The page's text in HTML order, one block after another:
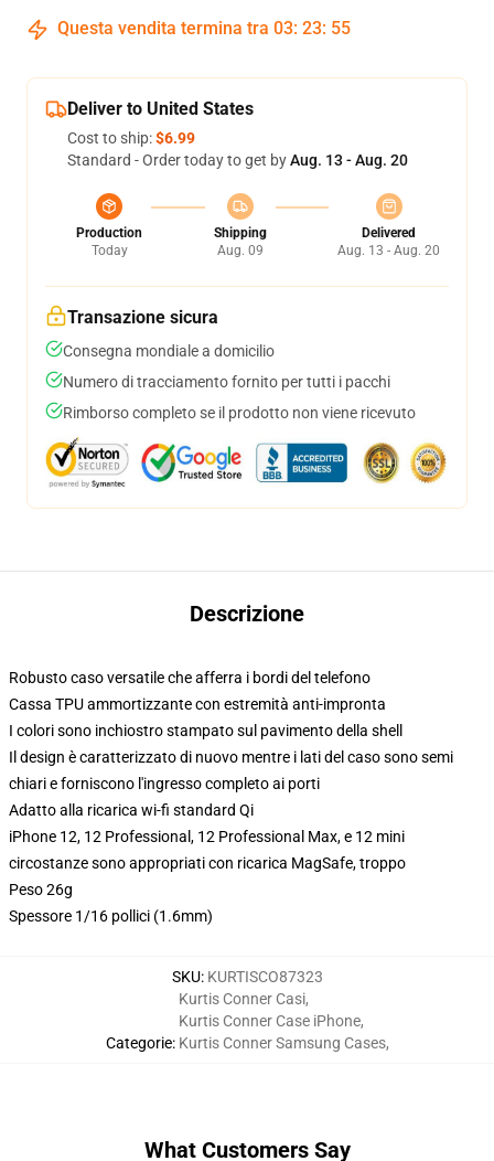
Questa vendita termina tra 03: 23: 54
Deliver to United States
Cost to ship:$6.99
Standard - Order today to get byAug. 13 - Aug. 20
Production
Today
Shipping
Aug. 09
Delivered
Aug. 13 - Aug. 20
Transazione sicura
Consegna mondiale a domicilio
Numero di tracciamento fornito per tutti i pacchi
Rimborso completo se il prodotto non viene ricevuto
Descrizione
Robusto caso versatile che afferra i bordi del telefono
Cassa TPU ammortizzante con estremità anti-impronta
I colori sono inchiostro stampato sul pavimento della shell
Il design è caratterizzato di nuovo mentre i lati del caso sono semi
chiari e forniscono l'ingresso completo ai porti
Adatto alla ricarica wi-fi standard Qi
iPhone 12, 12 Professional, 12 Professional Max, e 12 mini
circostanze sono appropriati con ricarica MagSafe, troppo
Peso 26g
Spessore 1/16 pollici (1.6mm)
SKU: KURTISCO87323
Categorie:
Kurtis Conner Casi,
Kurtis Conner Case iPhone,
Kurtis Conner Samsung Cases,
What Customers Say